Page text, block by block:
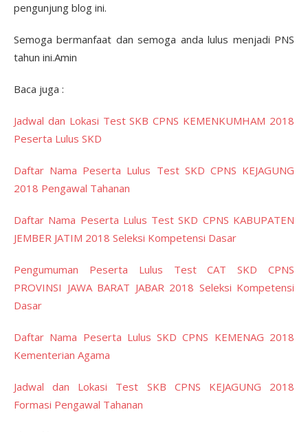
pengunjung blog ini.
Semoga bermanfaat dan semoga anda lulus menjadi PNS
tahun ini.Amin
Baca juga :
Jadwal dan Lokasi Test SKB CPNS KEMENKUMHAM 2018
Peserta Lulus SKD
Daftar Nama Peserta Lulus Test SKD CPNS KEJAGUNG
2018 Pengawal Tahanan
Daftar Nama Peserta Lulus Test SKD CPNS KABUPATEN
JEMBER JATIM 2018 Seleksi Kompetensi Dasar
Pengumuman Peserta Lulus Test CAT SKD CPNS
PROVINSI JAWA BARAT JABAR 2018 Seleksi Kompetensi
Dasar
Daftar Nama Peserta Lulus SKD CPNS KEMENAG 2018
Kementerian Agama
Jadwal dan Lokasi Test SKB CPNS KEJAGUNG 2018
Formasi Pengawal Tahanan